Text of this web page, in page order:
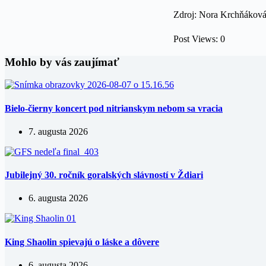
Zdroj: Nora Krchňáková
Post Views: 0
Mohlo by vás zaujímať
Bielo-čierny koncert pod nitrianskym nebom sa vracia
7. augusta 2026
Jubilejný 30. ročník goralských slávností v Ždiari
6. augusta 2026
King Shaolin spievajú o láske a dôvere